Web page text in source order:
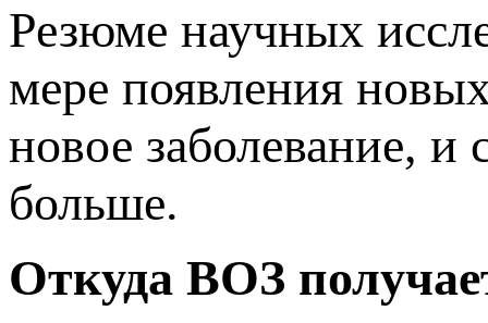
Резюме научных
мере появления
новое заболевание,
больше.
Откуда ВОЗ